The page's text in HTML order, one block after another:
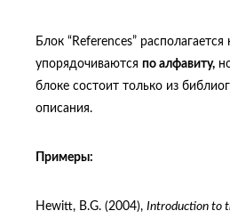
Блок “References”
упорядочиваются по алфавиту,
блоке состоит только из
описания.
Примеры:
Hewitt, B.G. (2004), Introduction to